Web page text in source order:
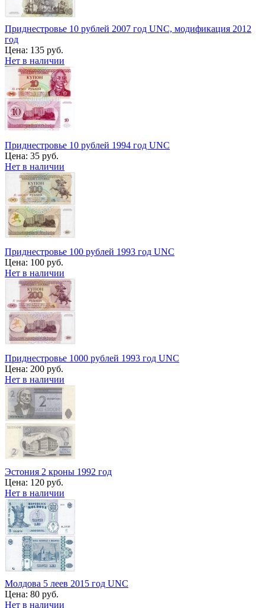
Приднестровье 10 рублей 2007 год UNC, модификация 2012
год
Цена: 135 руб.
Нет в наличии
Приднестровье 10 рублей 1994 год UNC
Цена: 35 руб.
Нет в наличии
Приднестровье 100 рублей 1993 год UNC
Цена: 100 руб.
Нет в наличии
Приднестровье 1000 рублей 1993 год UNC
Цена: 200 руб.
Нет в наличии
Эстония 2 кроны 1992 год
Цена: 120 руб.
Нет в наличии
Молдова 5 леев 2015 год UNC
Цена: 80 руб.
Нет в наличии